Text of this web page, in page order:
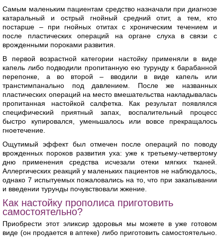
Самым маленьким пациентам средство назначали при диагнозе
катаральный и острый гнойный средний отит, а тем, кто
постарше – при гнойных отитах с хроническим течением и
после пластических операций на органе слуха в связи с
врожденными пороками развития.
В первой возрастной категории настойку применяли в виде
капель либо подводили пропитанную ею турунду к барабанной
перепонке, а во второй – вводили в виде капель или
транстимпанально под давлением. После же названных
пластических операций на место вмешательства накладывалась
пропитанная настойкой салфетка. Как результат появлялся
специфический приятный запах, воспалительный процесс
быстро купировался, уменьшалось или вовсе прекращалось
гноетечение.
Ощутимый эффект был отмечен после операций по поводу
врожденных пороков развития уха: уже к третьему-четвертому
дню применения средства исчезали отеки мягких тканей.
Аллергических реакций у маленьких пациентов не наблюдалось,
однако 7 испытуемых пожаловались на то, что при закапывании
и введении турунды почувствовали жжение.
Как настойку прополиса приготовить
самостоятельно?
Приобрести этот эликсир здоровья мы можете в уже готовом
виде (он продается в аптеке) либо приготовить самостоятельно.